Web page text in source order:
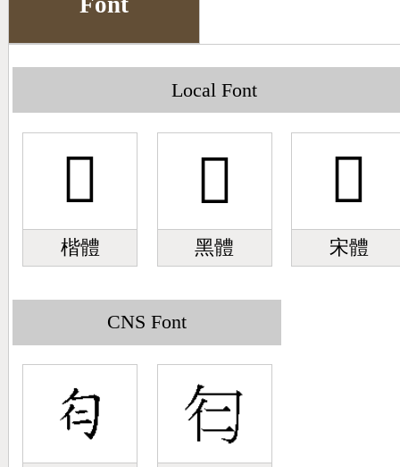
Local Font
𠣒
楷體
𠣒
黑體
𠣒
宋體
CNS Font